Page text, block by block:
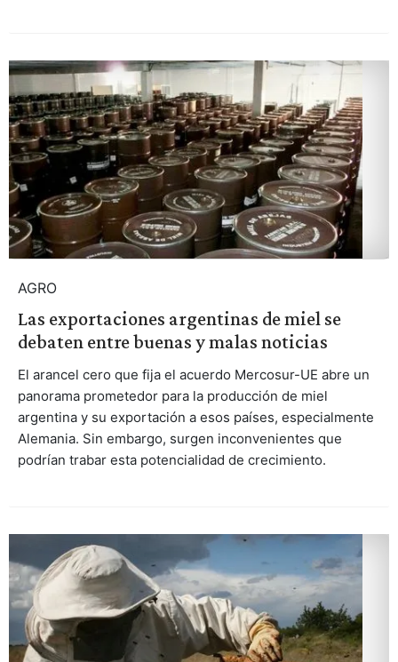
AGRO
Las exportaciones argentinas de miel se
debaten entre buenas y malas noticias
El arancel cero que fija el acuerdo Mercosur-UE abre un
panorama prometedor para la producción de miel
argentina y su exportación a esos países, especialmente
Alemania. Sin embargo, surgen inconvenientes que
podrían trabar esta potencialidad de crecimiento.